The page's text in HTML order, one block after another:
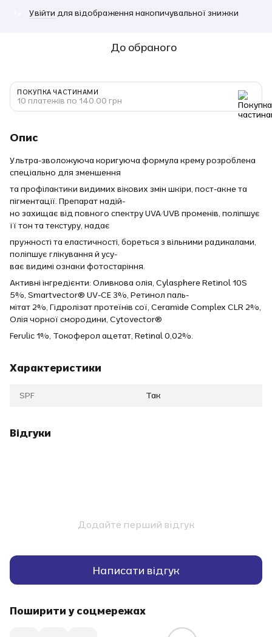
Увійти для відображення накопичувальної знижки
До обраного
ПОКУПКА ЧАСТИНАМИ
10 платежів по 140.00 грн
Опис
Ультра-зволожуюча коригуюча формула крему розроблена
спеціально для зменшення
та профілактики видимих вікових змін шкіри, пост-акне та
пігментації. Препарат надій-
но захищає від повного спектру UVA/UVB променів, поліпшує
її тон та текстуру, надає
пружності та еластичності, бореться з вільними радикалами,
поліпшує глікування й усу-
ває видимі ознаки фотостаріння.
Активні інгредієнти: Оливкова олія, Cylasphere Retinol 10S
5%, Smartvector® UV-CE 3%, Ретинол паль-
мітат 2%, Гідролізат протеїнів сої, Ceramide Complex CLR 2%,
Олія чорної смородини, Cytovector®
Ferulic 1%, Токоферол ацетат, Retinal 0,02%.
Характеристики
SPF Так
Відгуки
Додайте перший відгук
Написати відгук
Поширити у соцмережах